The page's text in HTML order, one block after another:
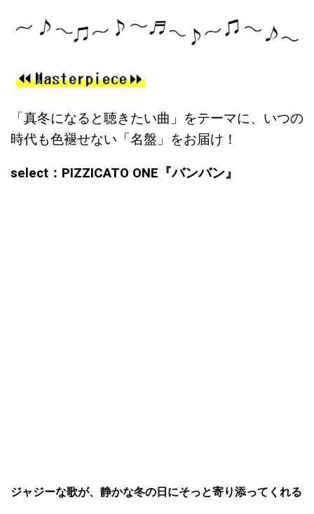
「真冬になると聴きたい曲」をテーマに、いつの
時代も色褪せない「名盤」をお届け！
select：PIZZICATO ONE『バンバン』
ジャジーな歌が、静かな冬の日にそっと寄り添ってくれる